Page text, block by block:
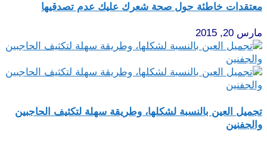
معتقدات خاطئة حول صحة شعرك عليك عدم تصدقيها
مارس 20, 2015
تجميل العين بالنسبة لشكلها، وطريقة سهلة لتكثيف الحاجبين
والجفنين